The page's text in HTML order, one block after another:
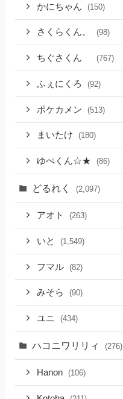
かにちゃん (150)
さくらくん。 (98)
ちぐさくん (767)
ふぇにくろ (92)
ポケカメン (513)
まいたけ (180)
ゆぺくん☆★ (86)
どるれく (2,097)
アオト (263)
いと (1,549)
フマル (82)
みそら (90)
ユニ (434)
ハコニワリリィ (276)
Hanon (106)